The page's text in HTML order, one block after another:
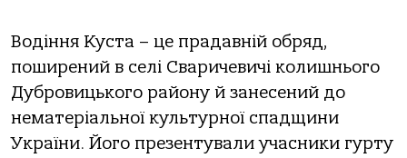
Водіння Куста – це прадавній обряд,
поширений в селі Сваричевичі колишнього
Дубровицького району й занесений до
нематеріальної культурної спадщини
України. Його презентували учасники гурту